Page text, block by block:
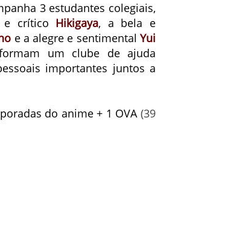
3 estudantes colegiais,
e crítico Hikigaya, a bela e
e a alegre e sentimentalYui
um clube de ajuda
importantes juntos a
do anime + 1 OVA(39